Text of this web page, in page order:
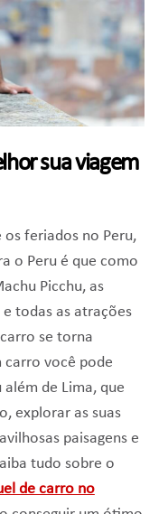
sua viagem
feriados no Peru,
o Peru é que como
Picchu, as
todas as atrações
se torna
carro você pode
de Lima, que
explorar as suas
paisagens e
tudo sobre o
de carro no